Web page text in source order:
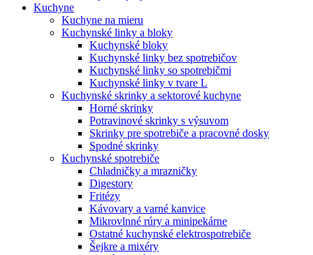
Kuchyne
Kuchyne na mieru
Kuchynské linky a bloky
Kuchynské bloky
Kuchynské linky bez spotrebičov
Kuchynské linky so spotrebičmi
Kuchynské linky v tvare L
Kuchynské skrinky a sektorové kuchyne
Horné skrinky
Potravinové skrinky s výsuvom
Skrinky pre spotrebiče a pracovné dosky
Spodné skrinky
Kuchynské spotrebiče
Chladničky a mrazničky
Digestory
Fritézy
Kávovary a varné kanvice
Mikrovlnné rúry a minipekárne
Ostatné kuchynské elektrospotrebiče
Šejkre a mixéry